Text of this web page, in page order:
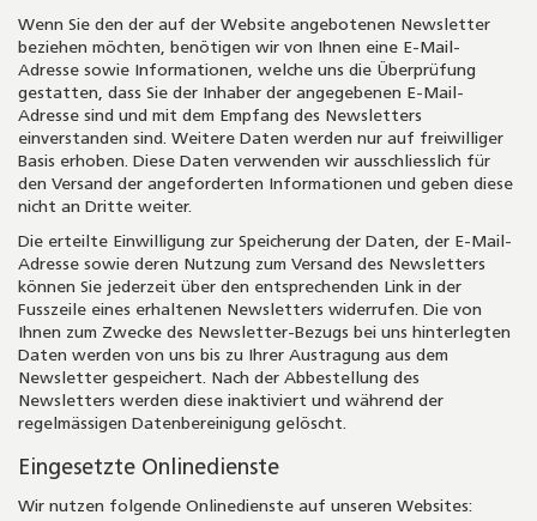
Wenn Sie den der auf der Website angebotenen Newsletter
beziehen möchten, benötigen wir von Ihnen eine E-Mail-
Adresse sowie Informationen, welche uns die Überprüfung
gestatten, dass Sie der Inhaber der angegebenen E-Mail-
Adresse sind und mit dem Empfang des Newsletters
einverstanden sind. Weitere Daten werden nur auf freiwilliger
Basis erhoben. Diese Daten verwenden wir ausschliesslich für
den Versand der angeforderten Informationen und geben diese
nicht an Dritte weiter.
Die erteilte Einwilligung zur Speicherung der Daten, der E-Mail-
Adresse sowie deren Nutzung zum Versand des Newsletters
können Sie jederzeit über den entsprechenden Link in der
Fusszeile eines erhaltenen Newsletters widerrufen. Die von
Ihnen zum Zwecke des Newsletter-Bezugs bei uns hinterlegten
Daten werden von uns bis zu Ihrer Austragung aus dem
Newsletter gespeichert. Nach der Abbestellung des
Newsletters werden diese inaktiviert und während der
regelmässigen Datenbereinigung gelöscht.
Eingesetzte Onlinedienste
Wir nutzen folgende Onlinedienste auf unseren Websites: